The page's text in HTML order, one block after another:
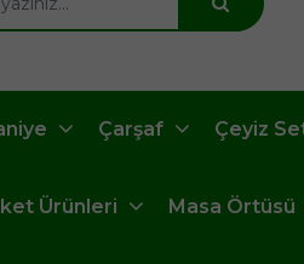
Çarşaf Çeyiz
Ürünleri Masa Örtüsü